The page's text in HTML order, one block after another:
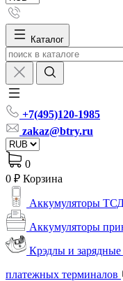
Каталог
+7(495)120-1985
zakaz@btry.ru
0
0 ₽ Корзина
Аккумуляторы
Аккумуляторы
Крэдлы и зарядные
платежных терминалов